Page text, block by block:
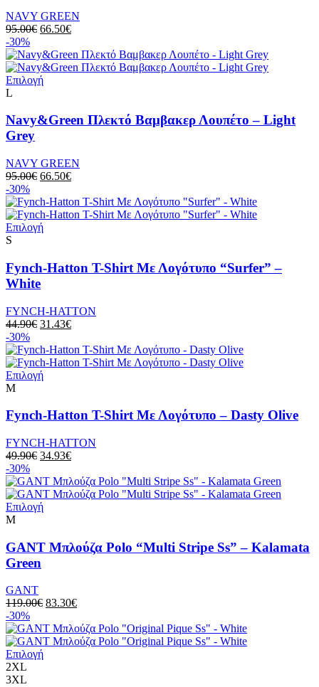
NAVY GREEN
95.00€ 66.50€
-30%
Επιλογή
L
Navy&Green Πλεκτό Βαμβακερ Λουπέτο – Light
Grey
NAVY GREEN
95.00€ 66.50€
-30%
Επιλογή
S
Fynch-Hatton T-Shirt Με Λογότυπο “Surfer” –
White
FYNCH-HATTON
44.90€ 31.43€
-30%
Επιλογή
M
Fynch-Hatton T-Shirt Με Λογότυπο – Dasty Olive
FYNCH-HATTON
49.90€ 34.93€
-30%
Επιλογή
M
GANT Μπλούζα Polo “Multi Stripe Ss” – Kalamata
Green
GANT
119.00€ 83.30€
-30%
Επιλογή
2XL
3XL